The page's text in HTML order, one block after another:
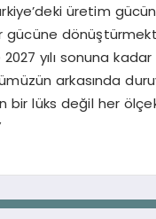
üretim
yılı sonuna kadar
arkasında
bir lüks değil her